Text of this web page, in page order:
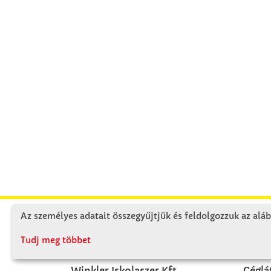
KAPCSOLAT
Az személyes adatait összegyűjtjük és feldolgozzuk az
Tudj meg többet